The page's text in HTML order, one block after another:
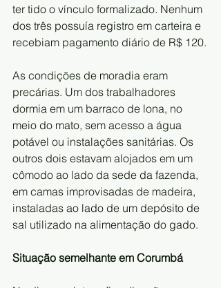
ter tido o vínculo formalizado. Nenhum
dos três possuía registro em carteira e
recebiam pagamento diário de R$ 120.
As condições de moradia eram
precárias. Um dos trabalhadores
dormia em um barraco de lona, no
meio do mato, sem acesso a água
potável ou instalações sanitárias. Os
outros dois estavam alojados em um
cômodo ao lado da sede da fazenda,
em camas improvisadas de madeira,
instaladas ao lado de um depósito de
sal utilizado na alimentação do gado.
Situação semelhante em Corumbá